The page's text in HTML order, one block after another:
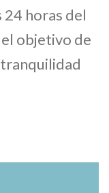
horas del
objetivo de